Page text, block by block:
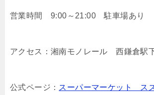
営業時間 9:00～21:00 駐車場あり
アクセス：湘南モノレール 西鎌倉駅
公式ページ： スーパーマーケット ス